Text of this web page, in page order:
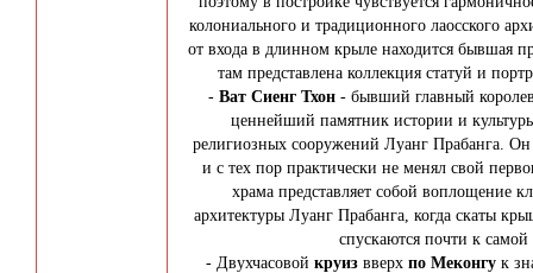
колониального и традиционного лаосского
от входа в длинном крыле находится бывшая
там представлена коллекция статуй и
- Ват Сиенг Тхон- бывший главный
ценнейший памятник истории и
религиозных сооружений Луанг Прабанга. Он
и с тех пор практически не менял свой
храма представляет собой воплощение
архитектуры Луанг Прабанга, когда скаты
спускаются почти к самой
- Двухчасовой круизвверх по Меконгук